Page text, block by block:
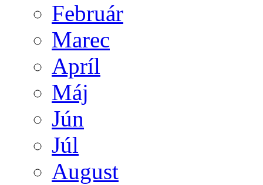
Február
Marec
Apríl
Máj
Jún
Júl
August